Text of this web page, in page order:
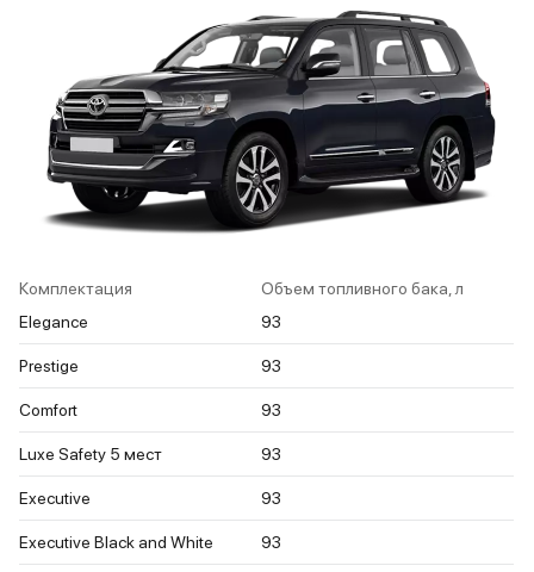
Комплектация
Объем топливного бака, л
Elegance
93
Prestige 93
Comfort 93
Luxe Safety 5 мест 93
Executive 93
Executive Black and White 93